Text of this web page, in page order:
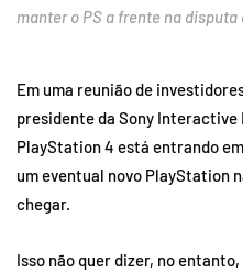
manter o PS a frente na
Em uma reunião de
presidente da Sony
PlayStation 4 está entrando
um eventual novo PlayStation
chegar.
Isso não quer dizer, no